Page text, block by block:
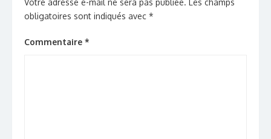
Votre adresse e-mail ne sera pas publiée. Les champs
obligatoires sont indiqués avec *
Commentaire *